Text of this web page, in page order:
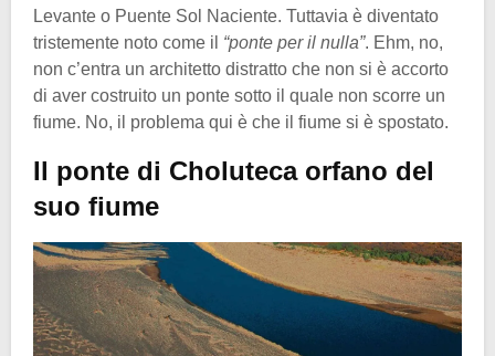
Levante o Puente Sol Naciente. Tuttavia è diventato
tristemente noto come il “ponte per il nulla”. Ehm, no,
non c’entra un architetto distratto che non si è accorto
di aver costruito un ponte sotto il quale non scorre un
fiume. No, il problema qui è che il fiume si è spostato.
Il ponte di Choluteca orfano del
suo fiume